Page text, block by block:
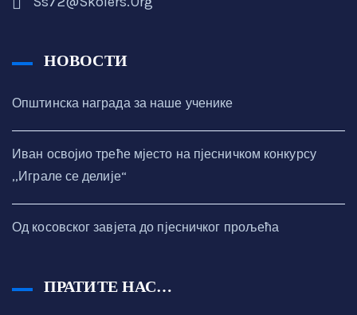
НОВОСТИ
Општинска награда за наше ученике
Иван освојио треће мјесто на пјесничком конкурсу
,,Играле се делије“
Од косовског завјета до пјесничког прољећа
ПРАТИТЕ НАС…